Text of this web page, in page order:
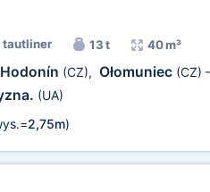
tautliner 13 t 40 m³
Hodonín (CZ), Ołomuniec (CZ)
(UA)
2,75m)